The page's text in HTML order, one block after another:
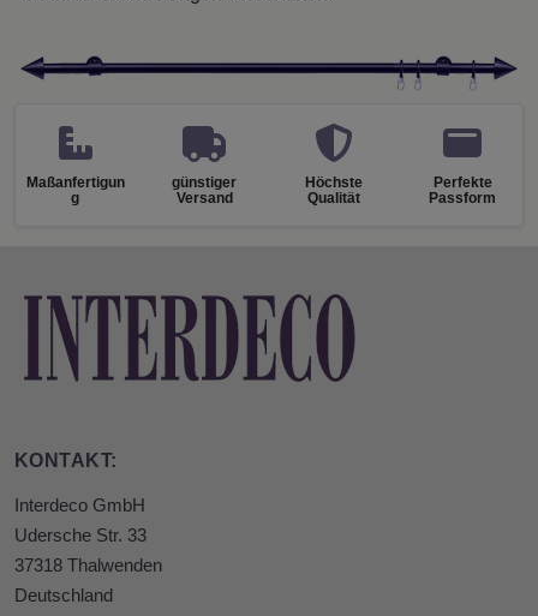
Maßanfertigun
g
günstiger
Versand
Höchste
Qualität
Perfekte
Passform
KONTAKT:
Interdeco GmbH
Udersche Str. 33
37318 Thalwenden
Deutschland